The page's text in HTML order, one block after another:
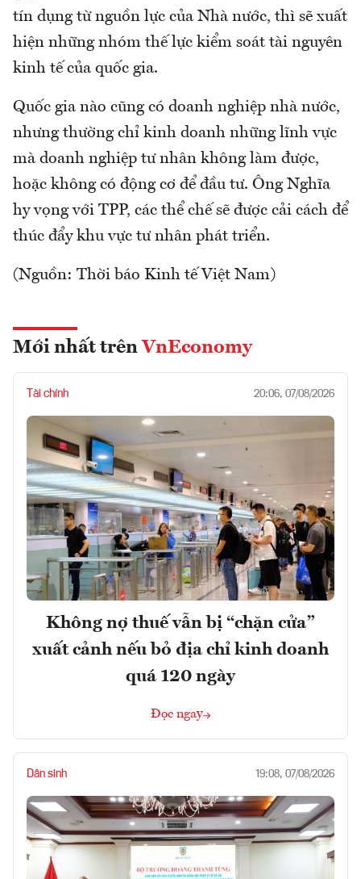
tín dụng từ nguồn lực của Nhà nước, thì sẽ xuất
hiện những nhóm thế lực kiểm soát tài nguyên
kinh tế của quốc gia.
Quốc gia nào cũng có doanh nghiệp nhà nước,
nhưng thường chỉ kinh doanh những lĩnh vực
mà doanh nghiệp tư nhân không làm được,
hoặc không có động cơ để đầu tư. Ông Nghĩa
hy vọng với TPP, các thể chế sẽ được cải cách để
thúc đẩy khu vực tư nhân phát triển.
(Nguồn: Thời báo Kinh tế Việt Nam)
Mới nhất trên VnEconomy
Tài chính 20:06, 07/08/2026
Không nợ thuế vẫn bị “chặn cửa”
xuất cảnh nếu bỏ địa chỉ kinh doanh
quá 120 ngày
Đọc ngay
Dân sinh 19:08, 07/08/2026